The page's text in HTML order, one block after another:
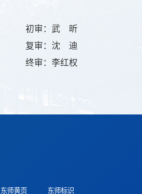
初审：武 昕
复审：沈 迪
终审：李红权
东师黄页 东师标识